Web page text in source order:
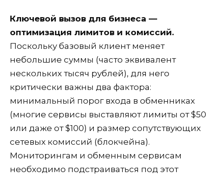
Ключевой вызов для бизнеса —
оптимизация лимитов и комиссий.
Поскольку базовый клиент меняет
небольшие суммы (часто эквивалент
нескольких тысяч рублей), для него
критически важны два фактора:
минимальный порог входа в обменниках
(многие сервисы выставляют лимиты от $50
или даже от $100) и размер сопутствующих
сетевых комиссий (блокчейна).
Мониторингам и обменным сервисам
необходимо подстраиваться под этот